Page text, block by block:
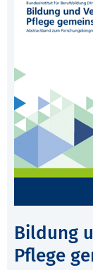
Bildung
Pflege